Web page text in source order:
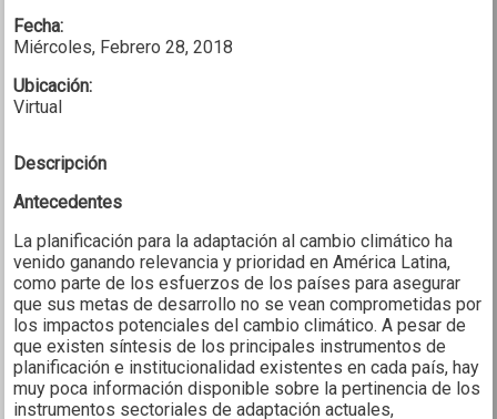
Fecha:
Miércoles, Febrero 28, 2018
Ubicación:
Virtual
Descripción
Antecedentes
La planificación para la adaptación al cambio climático ha
venido ganando relevancia y prioridad en América Latina,
como parte de los esfuerzos de los países para asegurar
que sus metas de desarrollo no se vean comprometidas por
los impactos potenciales del cambio climático. A pesar de
que existen síntesis de los principales instrumentos de
planificación e institucionalidad existentes en cada país, hay
muy poca información disponible sobre la pertinencia de los
instrumentos sectoriales de adaptación actuales,